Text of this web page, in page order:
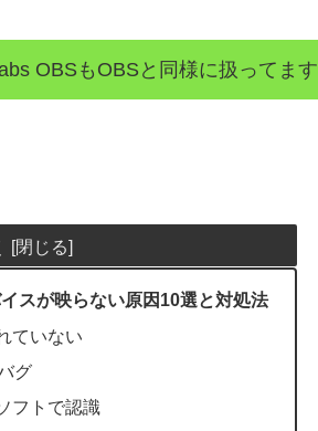
OBSもOBSと同様に扱ってます
スが映らない原因10選と対処法
ていない
グ
フトで認識